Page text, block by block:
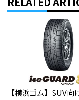
【横浜ゴム】SUV向